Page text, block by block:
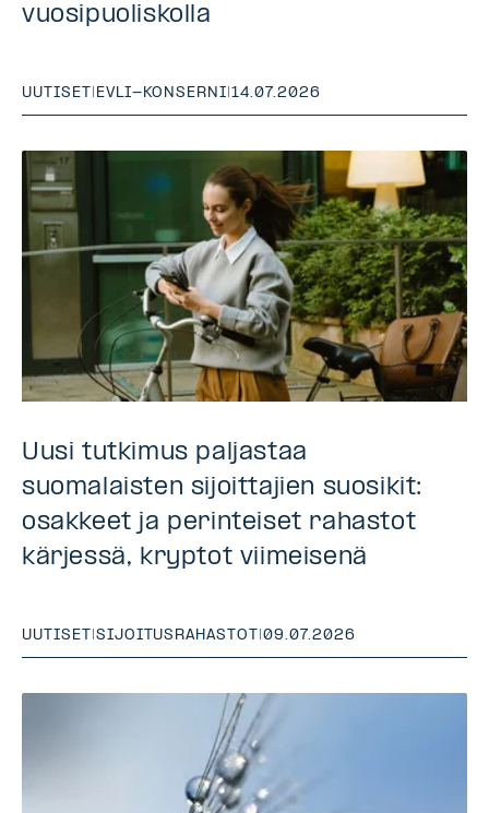
vuosipuoliskolla
UUTISET | EVLI-KONSERNI|14.07.2026
Uusi tutkimus paljastaa
suomalaisten sijoittajien suosikit:
osakkeet ja perinteiset rahastot
kärjessä, kryptot viimeisenä
UUTISET SIJOITUSRAHASTOT |09.07.2026